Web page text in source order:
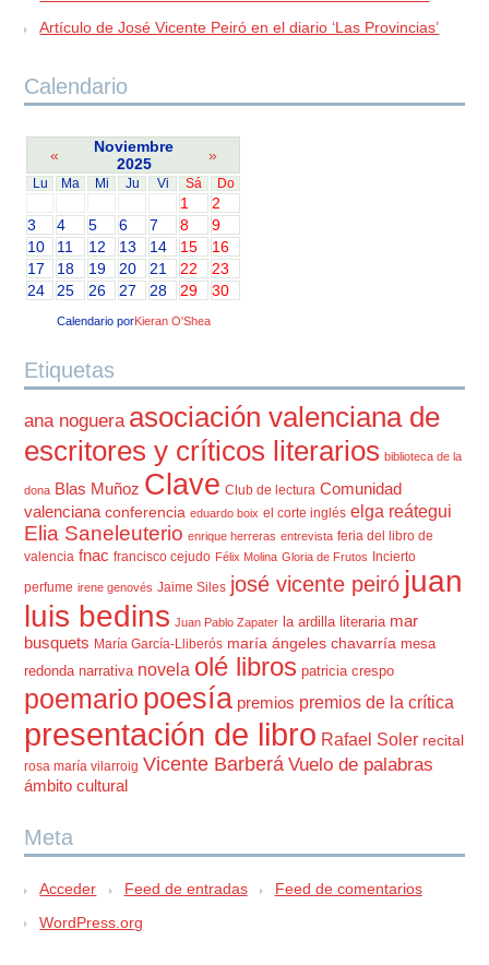
Artículo de José Vicente Peiró en el diario ‘Las Provincias’
Calendario
«
Noviembre
2025
»
Lu Ma Mi Ju Vi Sá Do
1
2
3
4 5 6 7 8
9
10
11 12 13 14 15
16
17
18 19 20 21 22
23
24
25 26 27 28 29 30
Calendario porKieran O'Shea
Etiquetas
ana noguera asociación valenciana de
escritores y críticos literarios biblioteca de la
dona Blas Muñoz Clave Club de lectura Comunidad
valenciana conferencia eduardo boix el corte inglés elga reátegui
Elia Saneleuterio enrique herreras entrevista feria del libro de
valencia fnac francisco cejudo Félix Molina Gloria de Frutos Incierto
perfume irene genovés Jaime Siles josé vicente peiró juan
luis bedins Juan Pablo Zapater la ardilla literaria mar
busquets María García-Lliberós maría ángeles chavarría mesa
redonda narrativa novela olé libros patricia crespo
poemario poesía premios premios de la crítica
presentación de libro Rafael Soler recital
rosa maría vilarroig Vicente Barberá Vuelo de palabras
ámbito cultural
Meta
Acceder Feed de entradas
Feed de comentarios
WordPress.org